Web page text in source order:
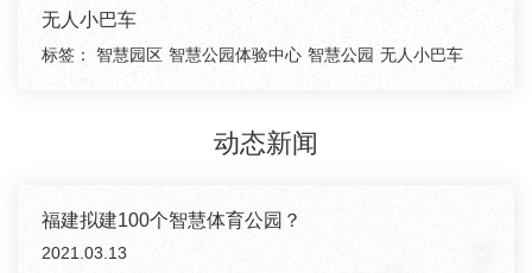
无人小巴车
标签： 智慧园区 智慧公园体验中心 智慧公园 无人小巴车
动态新闻
福建拟建100个智慧体育公园？
2021.03.13